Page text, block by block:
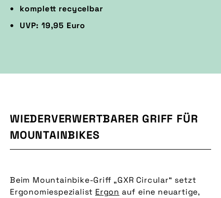
komplett recycelbar
UVP: 19,95 Euro
WIEDERVERWERTBARER GRIFF FÜR
MOUNTAINBIKES
Beim Mountainbike-Griff „GXR Circular“ setzt
Ergonomiespezialist Ergon auf eine neuartige,